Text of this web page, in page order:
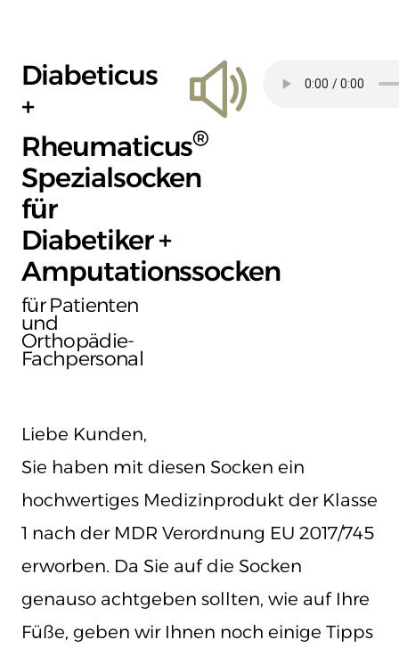
Diabeticus
+
Rheumaticus®
Spezialsocken
für
Diabetiker +
Amputationssocken
für Patienten
und
Orthopädie-
Fachpersonal
Liebe Kunden,
Sie haben mit diesen Socken ein
hochwertiges Medizinprodukt der Klasse
1 nach der MDR Verordnung EU 2017/745
erworben. Da Sie auf die Socken
genauso achtgeben sollten, wie auf Ihre
Füße, geben wir Ihnen noch einige Tipps